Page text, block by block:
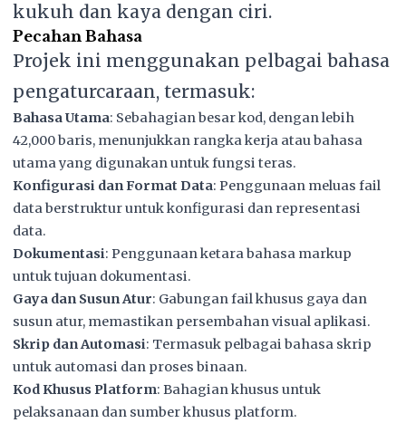
kukuh dan kaya dengan ciri.
Pecahan Bahasa
Projek ini menggunakan pelbagai bahasa
pengaturcaraan, termasuk:
Bahasa Utama: Sebahagian besar kod, dengan lebih
42,000 baris, menunjukkan rangka kerja atau bahasa
utama yang digunakan untuk fungsi teras.
Konfigurasi dan Format Data: Penggunaan meluas fail
data berstruktur untuk konfigurasi dan representasi
data.
Dokumentasi: Penggunaan ketara bahasa markup
untuk tujuan dokumentasi.
Gaya dan Susun Atur: Gabungan fail khusus gaya dan
susun atur, memastikan persembahan visual aplikasi.
Skrip dan Automasi: Termasuk pelbagai bahasa skrip
untuk automasi dan proses binaan.
Kod Khusus Platform: Bahagian khusus untuk
pelaksanaan dan sumber khusus platform.